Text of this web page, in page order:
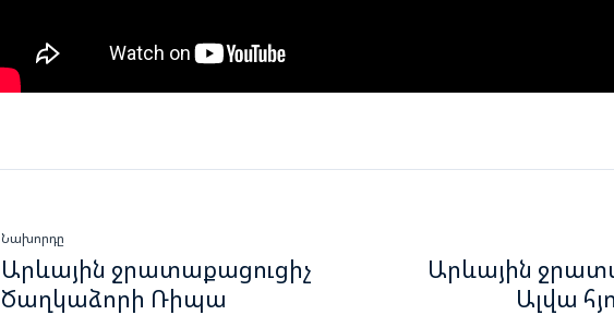
Նախորդը
Արևային ջրատաքացուցիչ
Ծաղկաձորի Ռիպա
Արևային
Ալվա